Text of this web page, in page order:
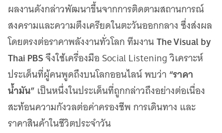
The Visual
Making Data Visible
Thai PBS Verify
ตรวจสอบข่าวปลอม คัดกรองข่าวจริง
ผลงานดังกล่าวพัฒนาขึ้นจากการติดตามสถานการณ์
สงครามและความตึงเครียดในตะวันออกกลาง ซึ่งส่งผล
โดยตรงต่อราคาพลังงานทั่วโลก ทีมงานThe Visual by
Thai PBSจึงใช้เครื่องมือ Social Listening วิเคราะห์
ประเด็นที่ผู้คนพูดถึงบนโลกออนไลน์ พบว่า “ราคา
น้ำมัน” เป็นหนึ่งในประเด็นที่ถูกกล่าวถึงอย่างต่อเนื่อง
สะท้อนความกังวลต่อค่าครองชีพ การเดินทาง และ
ราคาสินค้าในชีวิตประจำวัน